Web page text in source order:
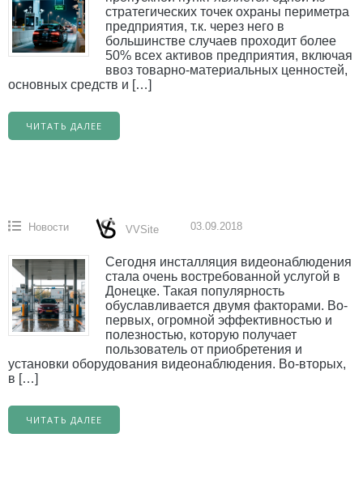
стратегических точек охраны периметра
предприятия, т.к. через него в
большинстве случаев проходит более
50% всех активов предприятия, включая
ввоз товарно-материальных ценностей,
основных средств и […]
ЧИТАТЬ ДАЛЕЕ
Новости VVSite 03.09.2018
Сегодня инсталляция видеонаблюдения
стала очень востребованной услугой в
Донецке. Такая популярность
обуславливается двумя факторами. Во-
первых, огромной эффективностью и
полезностью, которую получает
пользователь от приобретения и
установки оборудования видеонаблюдения. Во-вторых,
в […]
ЧИТАТЬ ДАЛЕЕ